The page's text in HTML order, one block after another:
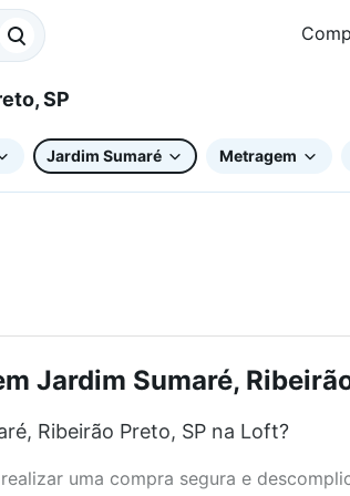
SP
Jardim Sumaré Metragem
Jardim Sumaré,
Ribeirão Preto, SP na Loft?
uma compra segura e